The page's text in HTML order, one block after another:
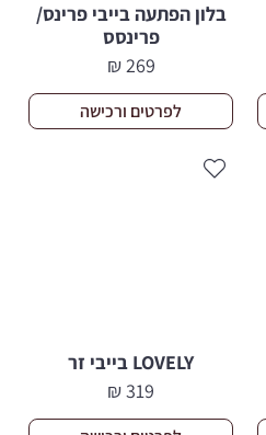
בלון הפתעה בייבי פרינס/
פרינסס
269
₪
לפרטים ורכישה
LOVELY בייבי זר
319
₪